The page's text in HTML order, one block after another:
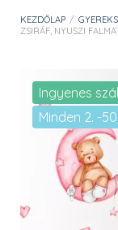
KEZDŐLAP /
ZSIRÁF, NYUSZI
Minden 2. -
Ingyenes